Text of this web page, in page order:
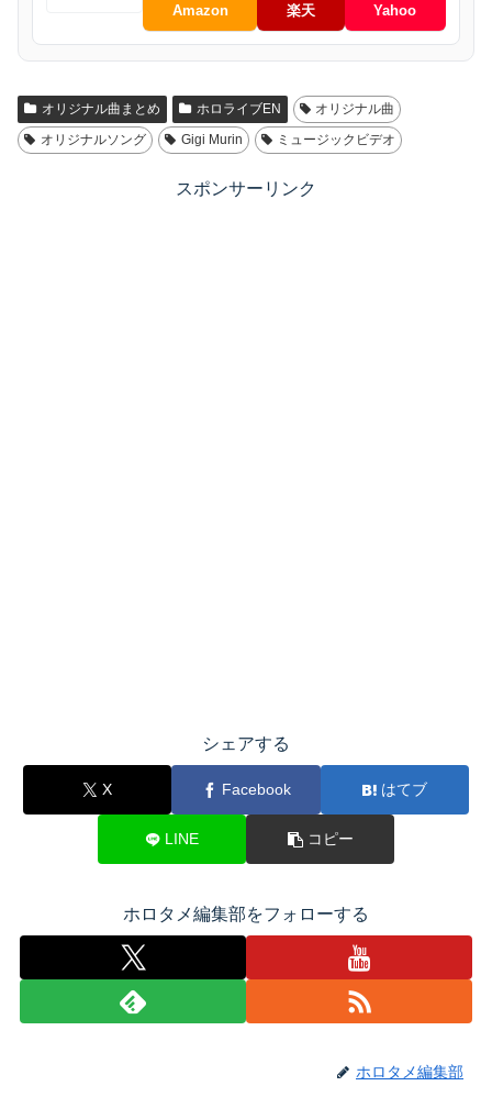
Amazon 楽天 Yahoo
オリジナル曲まとめ ホロライブEN
オリジナル曲
オリジナルソング
Gigi Murin ミュージックビデオ
スポンサーリンク
シェアする
X Facebook はてブ
LINE コピー
ホロタメ編集部をフォローする
ホロタメ編集部